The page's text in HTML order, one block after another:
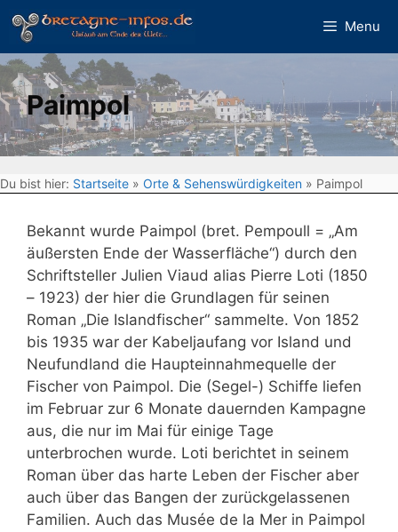
Zum
Inhalt
springen
Menu
Paimpol
Du bist hier: Startseite » Orte & Sehenswürdigkeiten » Paimpol
Bekannt wurde Paimpol (bret. Pempoull = „Am
äußersten Ende der Wasserfläche“) durch den
Schriftsteller Julien Viaud alias Pierre Loti (1850
– 1923) der hier die Grundlagen für seinen
Roman „Die Islandfischer“ sammelte. Von 1852
bis 1935 war der Kabeljaufang vor Island und
Neufundland die Haupteinnahmequelle der
Fischer von Paimpol. Die (Segel-) Schiffe liefen
im Februar zur 6 Monate dauernden Kampagne
aus, die nur im Mai für einige Tage
unterbrochen wurde. Loti berichtet in seinem
Roman über das harte Leben der Fischer aber
auch über das Bangen der zurückgelassenen
Familien. Auch das Musée de la Mer in Paimpol